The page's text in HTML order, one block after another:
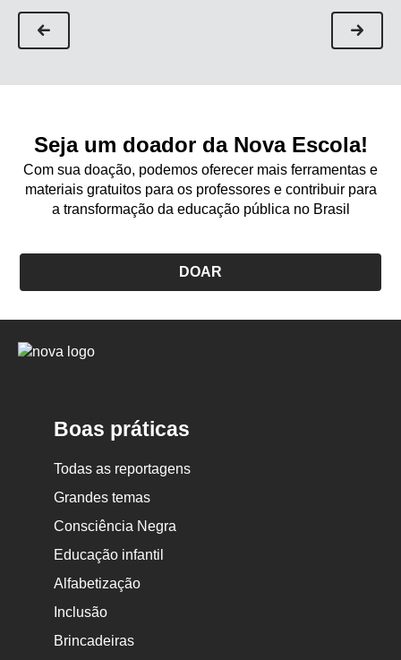
Seja um doador da Nova Escola!
Com sua doação, podemos oferecer mais ferramentas e
materiais gratuitos para os professores e contribuir para
a transformação da educação pública no Brasil
DOAR
Logo
Boas práticas
Todas as reportagens
Grandes temas
Consciência Negra
Educação infantil
Alfabetização
Inclusão
Brincadeiras